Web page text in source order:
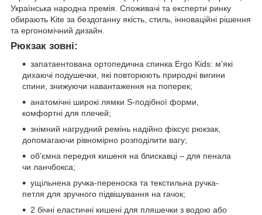
Українська народна премія. Споживачі та експерти ринку
обирають Kite за бездоганну якість, стиль, інноваційні рішення
та ергономічний дизайн.
Рюкзак зовні:
запатаентована ортопедична спинка Ergo Kids: м'які
дихаючі подушечки, які повторюють природні вигини
спини, знижуючи навантаження на поперек;
анатомічні широкі лямки S-подібної форми,
комфортні для плечей;
знімний нагрудний ремінь надійно фіксує рюкзак,
допомагаючи рівномірно розподілити вагу;
об’ємна передня кишеня на блискавці – для пенала
чи ланчбокса;
ущільнена ручка-переноска та текстильна ручка-
петля для зручного підвішування на гачок;
2 бічні еластичні кишені для пляшечки з водою або